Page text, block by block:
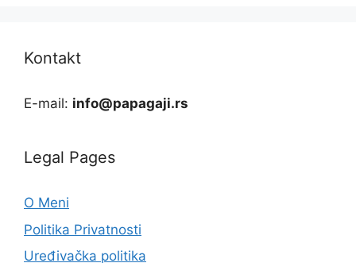
Kontakt
E-mail: info@papagaji.rs
Legal Pages
O Meni
Politika Privatnosti
Uređivačka politika